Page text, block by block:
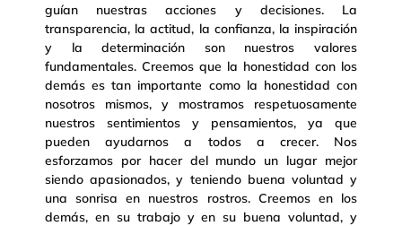
guían nuestras acciones y decisiones. La
transparencia, la actitud, la confianza, la inspiración
y la determinación son nuestros valores
fundamentales. Creemos que la honestidad con los
demás es tan importante como la honestidad con
nosotros mismos, y mostramos respetuosamente
nuestros sentimientos y pensamientos, ya que
pueden ayudarnos a todos a crecer. Nos
esforzamos por hacer del mundo un lugar mejor
siendo apasionados, y teniendo buena voluntad y
una sonrisa en nuestros rostros. Creemos en los
demás, en su trabajo y en su buena voluntad, y